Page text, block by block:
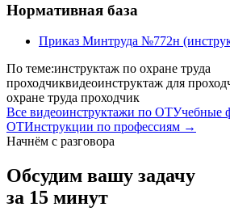
Нормативная база
Приказ Минтруда №772н
По теме:инструктаж по охране труда
проходчиквидеоинструктаж для
охране труда проходчик
Все видеоинструктажи по ОТУчебные
ОТИнструкции по профессиям →
Начнём с разговора
Обсудим вашу задачу
за 15 минут